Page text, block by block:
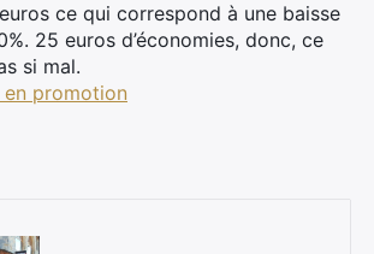
ce qui correspond à une baisse
25 euros d’économies, donc, ce
si mal.
en promotion